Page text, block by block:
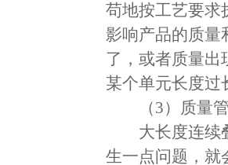
苟地按工艺要求
影响产品的质量
了，或者质量出
某个单元长度过
（3）质量
大长度连续叠
生一点问题，就